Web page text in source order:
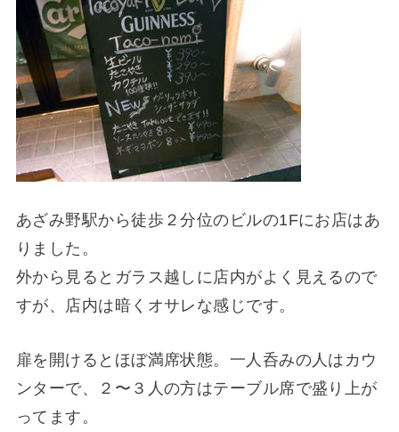
あざみ野駅から徒歩２分位のビルの1Fにお店はあ
りました。
外から見るとガラス越しに店内がよく見えるので
すが、店内は暗くオサレな感じです。
扉を開けるとほぼ満席状態。一人呑みの人はカウ
ンターで、２〜３人の方はテーブル席で盛り上が
ってます。